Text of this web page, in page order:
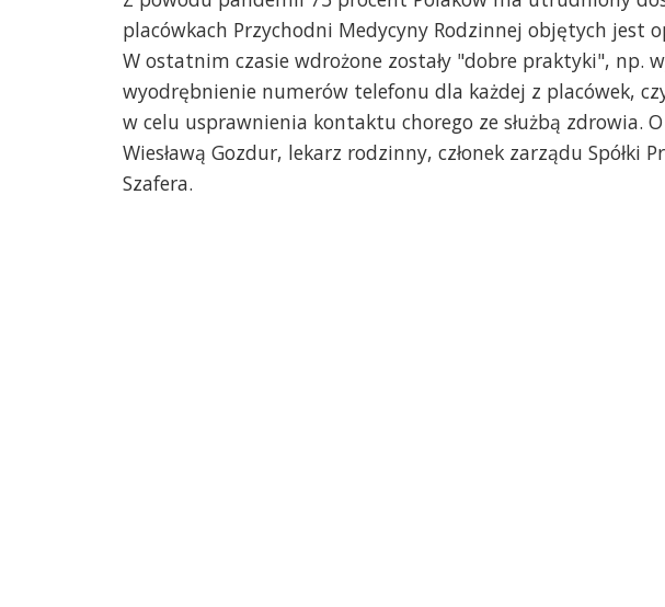
placówkach Przychodni Medycyny Rodzinnej objętych jest
W ostatnim czasie wdrożone zostały "dobre praktyki", np.
wyodrębnienie numerów telefonu dla każdej z placówek,
w celu usprawnienia kontaktu chorego ze służbą zdrowia.
Wiesławą Gozdur, lekarz rodzinny, członek zarządu Spółki
Szafera.